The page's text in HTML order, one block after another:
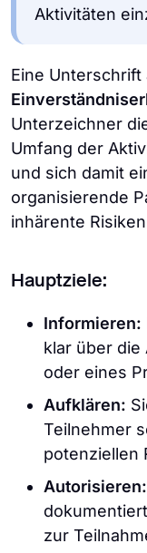
Aktivitäten
Eine
Unterzeichner
Umfang der
und sich damit
organisierende
inhärente
Hauptziele:
Informieren:
klar über die
oder eines
Aufklären:
Teilnehmer
potenziellen
Autorisieren:
zur